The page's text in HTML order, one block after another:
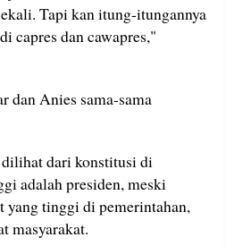
Tapi kan itung-itungannya
capres dan cawapres,"
dan Anies sama-sama
dari konstitusi di
adalah presiden, meski
yang tinggi di pemerintahan,
masyarakat.